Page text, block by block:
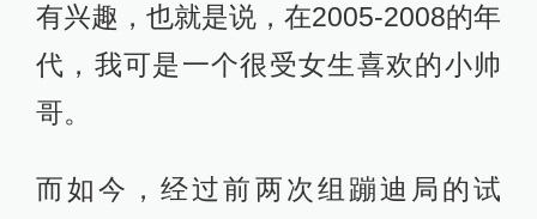
有兴趣，也就是说，在2005-2008的年
代，我可是一个很受女生喜欢的小帅
哥。
而如今，经过前两次组蹦迪局的试